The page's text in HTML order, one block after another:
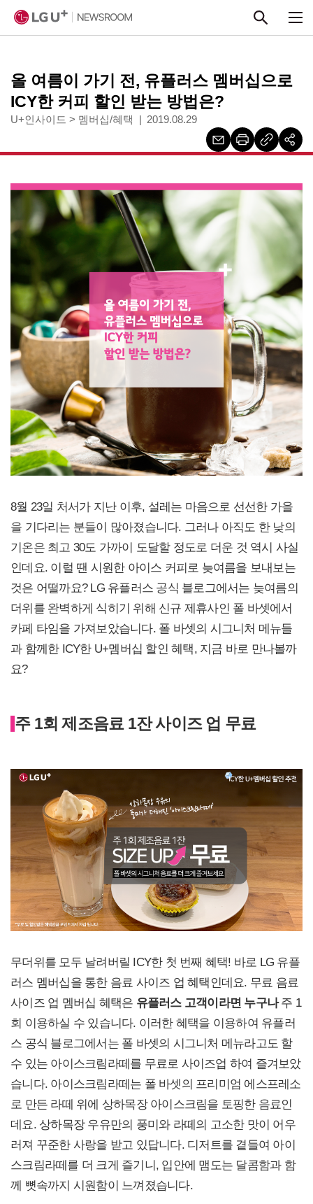
올 여름이 가기 전, 유플러스 멤버십으로
ICY한 커피 할인 받는 방법은?
U+인사이드 > 멤버십/혜택 2019.08.29
8월 23일 처서가 지난 이후, 설레는 마음으로 선선한 가을
을 기다리는 분들이 많아졌습니다. 그러나 아직도 한 낮의
기온은 최고 30도 가까이 도달할 정도로 더운 것 역시 사실
인데요. 이럴 땐 시원한 아이스 커피로 늦여름을 보내보는
것은 어떨까요? LG 유플러스 공식 블로그에서는 늦여름의
더위를 완벽하게 식히기 위해 신규 제휴사인 폴 바셋에서
카페 타임을 가져보았습니다. 폴 바셋의 시그니처 메뉴들
과 함께한 ICY한 U+멤버십 할인 혜택, 지금 바로 만나볼까
요?
주 1회 제조음료 1잔 사이즈 업 무료
무더위를 모두 날려버릴 ICY한 첫 번째 혜택! 바로 LG 유플
러스 멤버십을 통한 음료 사이즈 업 혜택인데요. 무료 음료
사이즈 업 멤버십 혜택은 유플러스 고객이라면 누구나주 1
회 이용하실 수 있습니다. 이러한 혜택을 이용하여 유플러
스 공식 블로그에서는 폴 바셋의 시그니처 메뉴라고도 할
수 있는 아이스크림라떼를 무료로 사이즈업 하여 즐겨보았
습니다. 아이스크림라떼는 폴 바셋의 프리미엄 에스프레소
로 만든 라떼 위에 상하목장 아이스크림을 토핑한 음료인
데요. 상하목장 우유만의 풍미와 라떼의 고소한 맛이 어우
러져 꾸준한 사랑을 받고 있답니다. 디저트를 곁들여 아이
스크림라떼를 더 크게 즐기니, 입안에 맴도는 달콤함과 함
께 뼛속까지 시원함이 느껴졌습니다.